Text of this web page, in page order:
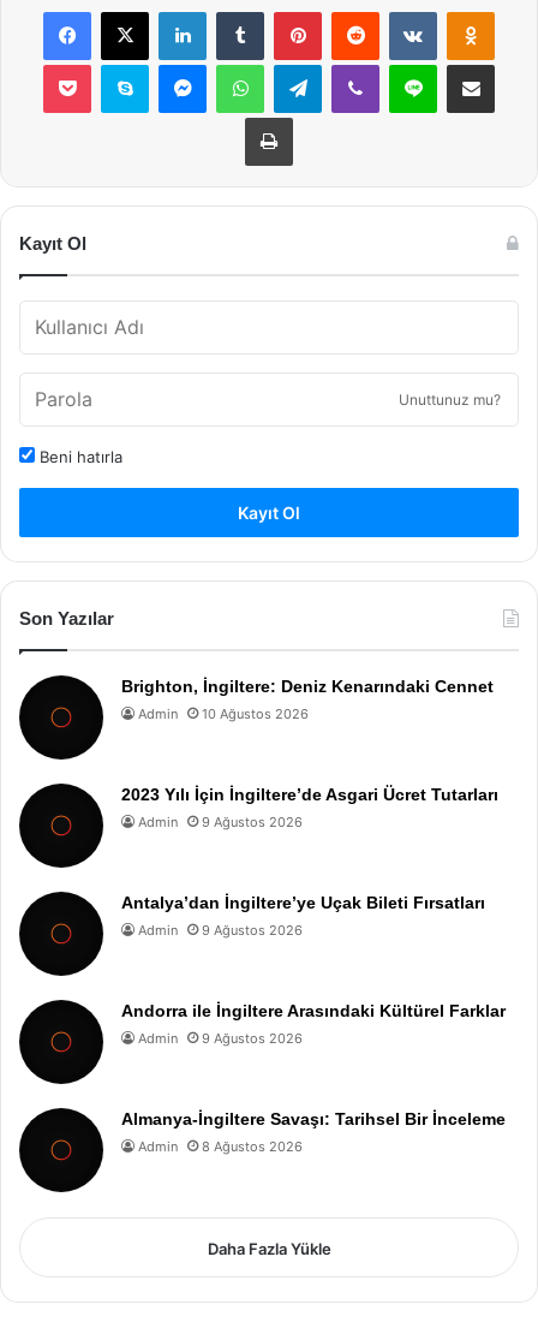
Facebook
X LinkedInTumblr PinterestReddit VKontakte
Pocket Skype MessengerWhatsAppTelegramViber Line E-Posta ile
Yazdır
Kayıt Ol
Unuttunuz mu?
Beni hatırla
Kayıt Ol
Son Yazılar
Brighton, İngiltere: Deniz Kenarındaki Cennet
Admin 10 Ağustos 2026
2023 Yılı İçin İngiltere’de Asgari Ücret Tutarları
Admin 9 Ağustos 2026
Antalya’dan İngiltere’ye Uçak Bileti Fırsatları
Admin 9 Ağustos 2026
Andorra ile İngiltere Arasındaki Kültürel Farklar
Admin 9 Ağustos 2026
Almanya-İngiltere Savaşı: Tarihsel Bir İnceleme
Admin 8 Ağustos 2026
Daha Fazla Yükle